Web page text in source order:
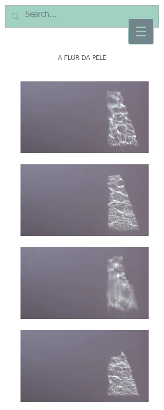
A FLOR DA PELE